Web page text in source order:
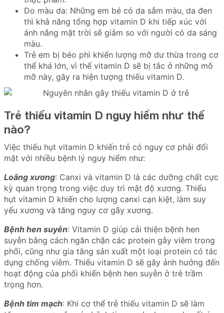
Do màu da: Những em bé có da sẫm màu, da đen
thì khả năng tổng hợp vitamin D khi tiếp xúc với
ánh nắng mặt trời sẽ giảm so với người có da sáng
màu.
Trẻ em bị béo phì khiến lượng mỡ dư thừa trong cơ
thể khá lớn, vì thế vitamin D sẽ bị tắc ở những mô
mỡ này, gây ra hiện tượng thiếu vitamin D.
Trẻ thiếu vitamin D nguy hiểm như thế
nào?
Việc thiếu hụt vitamin D khiến trẻ có nguy cơ phải đối
mặt với nhiều bệnh lý nguy hiểm như:
Loãng xương: Canxi và vitamin D là các dưỡng chất cực
kỳ quan trọng trong việc duy trì mật độ xương. Thiếu
hụt vitamin D khiến cho lượng canxi cạn kiệt, làm suy
yếu xương và tăng nguy cơ gãy xương.
Bệnh hen suyễn: Vitamin D giúp cải thiện bệnh hen
suyễn bằng cách ngăn chặn các protein gây viêm trong
phổi, cũng như gia tăng sản xuất một loại protein có tác
dụng chống viêm. Thiếu vitamin D sẽ gây ảnh hưởng đến
hoạt động của phổi khiến bệnh hen suyễn ở trẻ trầm
trọng hơn.
Bệnh tim mạch: Khi cơ thể trẻ thiếu vitamin D sẽ làm